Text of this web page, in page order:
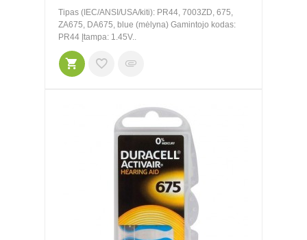
Tipas (IEC/ANSI/USA/kiti): PR44, 7003ZD, 675,
ZA675, DA675, blue (mėlyna) Gamintojo kodas:
PR44 Įtampa: 1.45V..